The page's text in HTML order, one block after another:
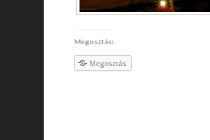
Megosztás:
Megosztás